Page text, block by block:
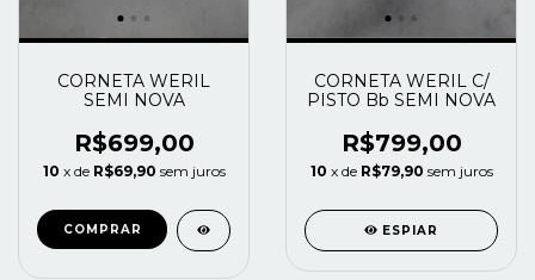
CORNETA WERIL
SEMI NOVA
R$699,00
10 x de R$69,90 sem juros
CORNETA WERIL C/
PISTO Bb SEMI NOVA
R$799,00
10 x de R$79,90 sem juros
ESPIAR